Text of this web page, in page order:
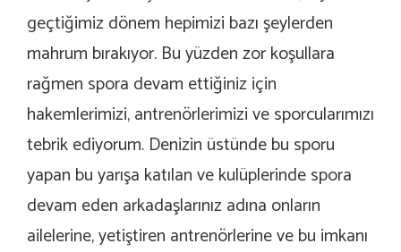
geçtiğimiz dönem hepimizi bazı şeylerden
mahrum bırakıyor. Bu yüzden zor koşullara
rağmen spora devam ettiğiniz için
hakemlerimizi, antrenörlerimizi ve sporcularımızı
tebrik ediyorum. Denizin üstünde bu sporu
yapan bu yarışa katılan ve kulüplerinde spora
devam eden arkadaşlarınız adına onların
ailelerine, yetiştiren antrenörlerine ve bu imkanı